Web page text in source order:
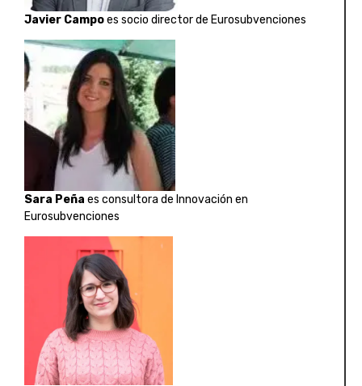
Javier Campoes socio director de Eurosubvenciones
Sara Peña es consultora de Innovación en
Eurosubvenciones